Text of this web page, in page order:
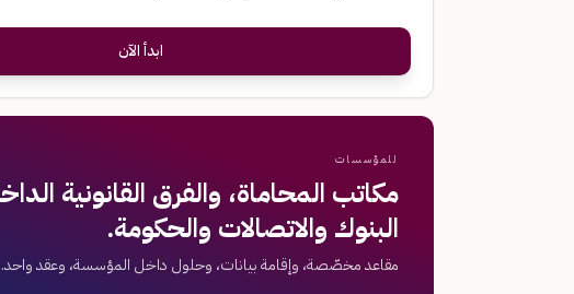
ابدأ الآن
للمؤسسات
مكاتب المحاماة، والفرق القانونية
البنوك والاتصالات والحكومة.
مقاعد مخصّصة، وإقامة بيانات، وحلول داخل المؤسسة، وعقد